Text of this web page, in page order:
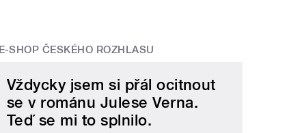
E-SHOP ČESKÉHO ROZHLASU
Vždycky jsem si přál ocitnout
se v románu Julese Verna.
Teď se mi to splnilo.